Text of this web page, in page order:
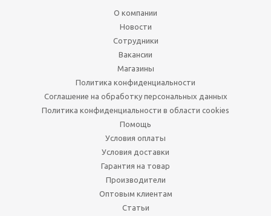
О компании
Новости
Сотрудники
Вакансии
Магазины
Политика конфиденциальности
Соглашение на обработку персональных данных
Политика конфиденциальности в области cookies
Помощь
Условия оплаты
Условия доставки
Гарантия на товар
Производители
Оптовым клиентам
Статьи